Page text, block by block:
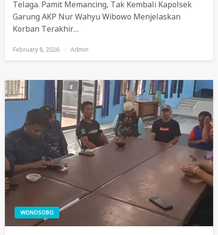
Telaga. Pamit Memancing, Tak Kembali Kapolsek
Garung AKP Nur Wahyu Wibowo Menjelaskan
Korban Terakhir…
Posted
February 8, 2026 Admin
WONOSOBO